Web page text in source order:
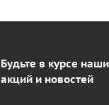
Будьте в курсе
акций и новостей